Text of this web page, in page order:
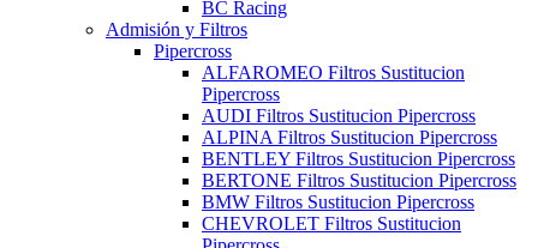
BC Racing
Admisión y Filtros
Pipercross
ALFAROMEO Filtros Sustitucion
Pipercross
AUDI Filtros Sustitucion Pipercross
ALPINA Filtros Sustitucion Pipercross
BENTLEY Filtros Sustitucion Pipercross
BERTONE Filtros Sustitucion Pipercross
BMW Filtros Sustitucion Pipercross
CHEVROLET Filtros Sustitucion